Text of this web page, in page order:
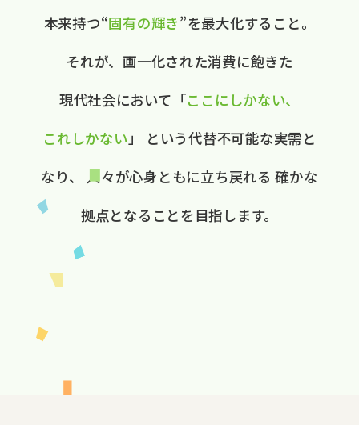
本来持つ“固有の​輝き”を​最大化する​こと。
それが、​画一化された​消費に​飽きた​
現代社会に​おいて ​「ここに​しかない、​
これしかない 」
と​いう​代替不可能な​実需と​
なり、
人々が​心身ともに​立ち戻れる 確かな​
拠点と​なる​ことを​目指します。​